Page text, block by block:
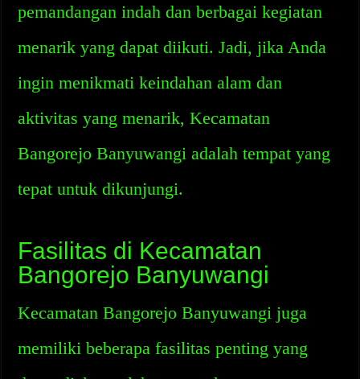
pemandangan indah dan berbagai kegiatan
menarik yang dapat diikuti. Jadi, jika Anda
ingin menikmati keindahan alam dan
aktivitas yang menarik, Kecamatan
Bangorejo Banyuwangi adalah tempat yang
tepat untuk dikunjungi.
Fasilitas di Kecamatan
Bangorejo Banyuwangi
Kecamatan Bangorejo Banyuwangi juga
memiliki beberapa fasilitas penting yang